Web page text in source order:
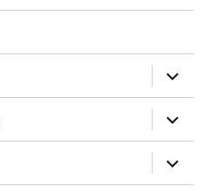
Utvid
Utvid
Utvid